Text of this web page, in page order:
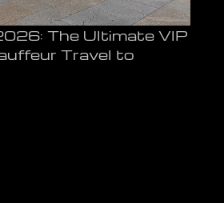
The Ultimate VIP
Travel to